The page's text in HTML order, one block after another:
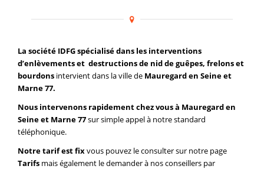
La société IDFG spécialisé dans les interventions
d’enlèvements et destructions de nid de guêpes, frelons et
bourdons intervient dans la ville de Mauregard en Seine et
Marne 77.
Nous intervenons rapidement chez vous à Mauregard en
Seine et Marne 77sur simple appel à notre standard
téléphonique.
Notre tarif est fixvous pouvez le consulter sur notre page
Tarifs mais également le demander à nos conseillers par